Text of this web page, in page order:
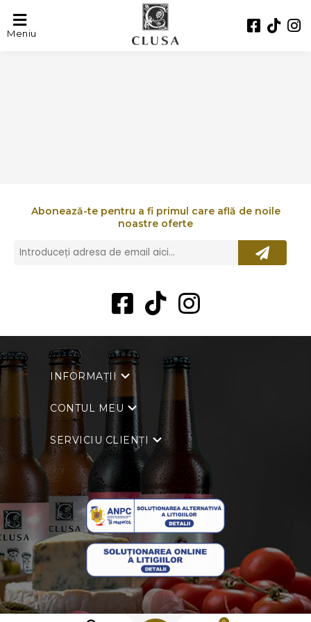
Meniu
MOURIKI
Abonează-te pentru a fi primul care află de noile
noastre oferte
INFORMAȚII
CONTUL MEU
SERVICIU CLIENȚI